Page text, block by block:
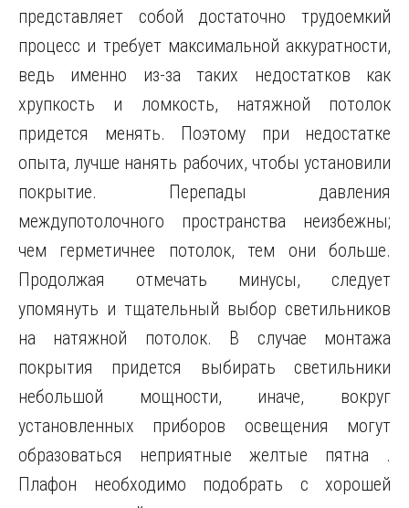
представляет собой достаточно трудоемкий
процесс и требует максимальной аккуратности,
ведь именно из-за таких недостатков как
хрупкость и ломкость, натяжной потолок
придется менять. Поэтому при недостатке
опыта, лучше нанять рабочих, чтобы установили
покрытие. Перепады давления
междупотолочного пространства неизбежны;
чем герметичнее потолок, тем они больше.
Продолжая отмечать минусы, следует
упомянуть и тщательный выбор светильников
на натяжной потолок. В случае монтажа
покрытия придется выбирать светильники
небольшой мощности, иначе, вокруг
установленных приборов освещения могут
образоваться неприятные желтые пятна .
Плафон необходимо подобрать с хорошей